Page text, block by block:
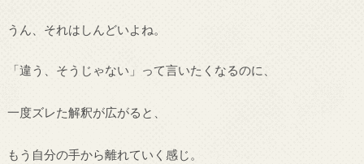
うん、それはしんどいよね。
「違う、そうじゃない」って言いたくなるのに、
一度ズレた解釈が広がると、
もう自分の手から離れていく感じ。